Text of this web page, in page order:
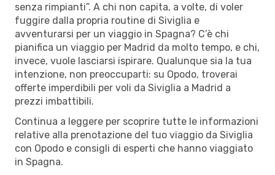
senza rimpianti”. A chi non capita, a volte, di voler
fuggire dalla propria routine di Siviglia e
avventurarsi per un viaggio in Spagna? C’è chi
pianifica un viaggio per Madrid da molto tempo, e chi,
invece, vuole lasciarsi ispirare. Qualunque sia la tua
intenzione, non preoccuparti: su Opodo, troverai
offerte imperdibili per voli da Siviglia a Madrid a
prezzi imbattibili.
Continua a leggere per scoprire tutte le informazioni
relative alla prenotazione del tuo viaggio da Siviglia
con Opodo e consigli di esperti che hanno viaggiato
in Spagna.